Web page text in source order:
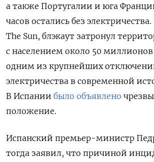
а также Португалии и юга
часов остались без
The Sun, блэкаут затронул
с населением около 50 миллионов
одним из крупнейших
электричества в современной
В Испании было объявлено
положение.
Испанский премьер-министр
тогда заявил, что причиной